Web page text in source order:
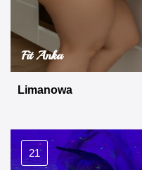
Fit Anka
Limanowa
21